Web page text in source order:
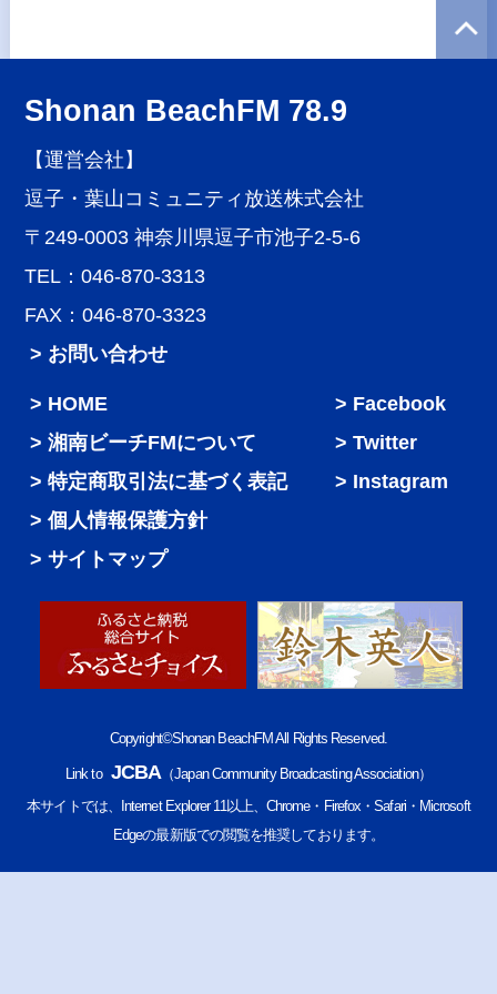
Shonan BeachFM 78.9
【運営会社】
逗子・葉山コミュニティ放送株式会社
〒249-0003 神奈川県逗子市池子2-5-6
TEL：046-870-3313
FAX：046-870-3323
> お問い合わせ
HOME
湘南ビーチFMについて
特定商取引法に基づく表記
個人情報保護方針
サイトマップ
Facebook
Twitter
Instagram
Copyright©Shonan BeachFM All Rights Reserved.
Link to JCBA（Japan Community Broadcasting Association）
本サイトでは、Internet Explorer 11以上、Chrome・Firefox・Safari・Microsoft
Edgeの最新版での閲覧を推奨しております。